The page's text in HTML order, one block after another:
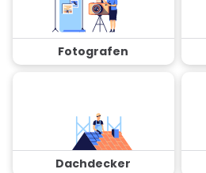
Fotografen
Dachdecker